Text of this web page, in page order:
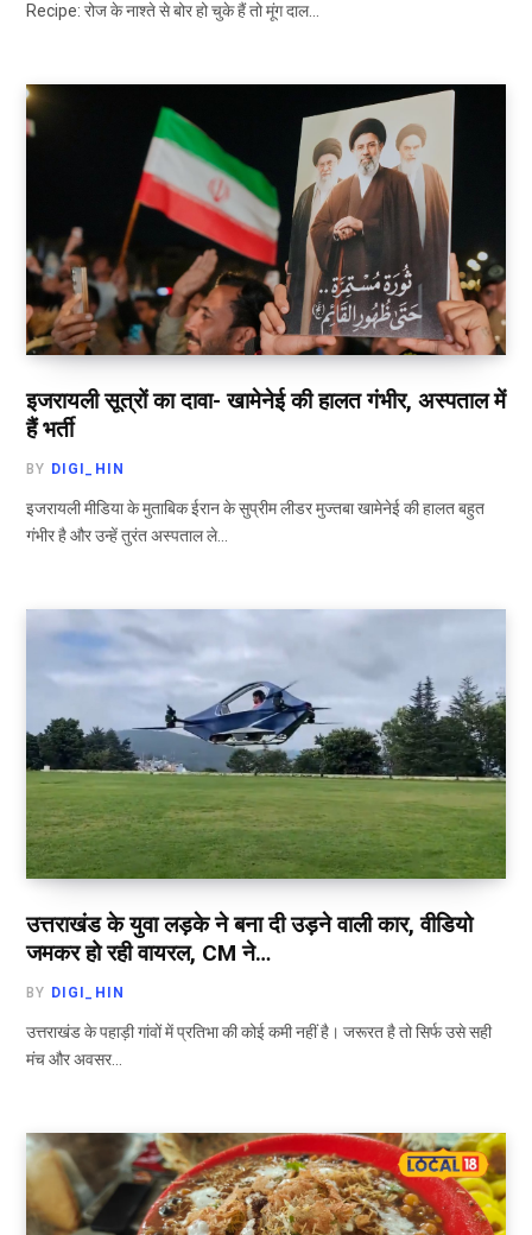
Recipe: रोज के नाश्ते से बोर हो चुके हैं तो मूंग दाल…
इजरायली सूत्रों का दावा- खामेनेई की हालत गंभीर, अस्पताल में
हैं भर्ती
BY DIGI_HIN
इजरायली मीडिया के मुताबिक ईरान के सुप्रीम लीडर मुज्तबा खामेनेई की हालत बहुत
गंभीर है और उन्हें तुरंत अस्पताल ले…
उत्तराखंड के युवा लड़के ने बना दी उड़ने वाली कार, वीडियो
जमकर हो रही वायरल, CM ने…
BY DIGI_HIN
उत्तराखंड के पहाड़ी गांवों में प्रतिभा की कोई कमी नहीं है। जरूरत है तो सिर्फ उसे सही
मंच और अवसर…